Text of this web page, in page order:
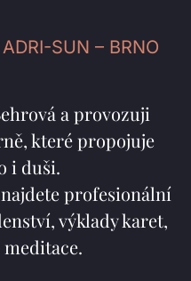
SUN – BRNO
a provozuji
které propojuje
i duši.
profesionální
výklady karet,